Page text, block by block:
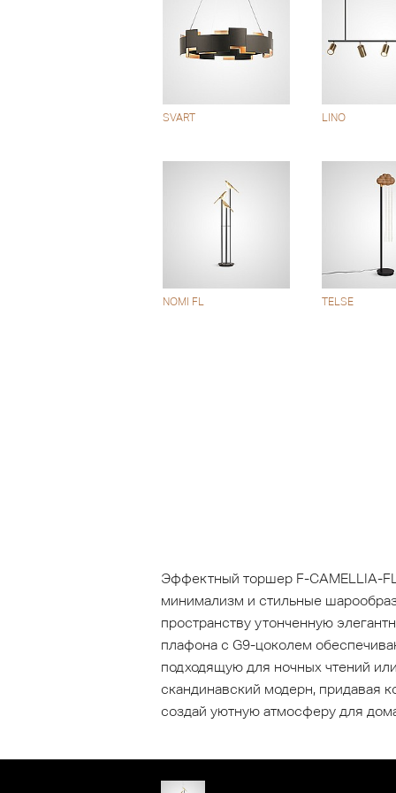
SVART LINO
NOMI FL TELSE
Эффектный торшер F-CAMELLIA-
минимализм и стильные
пространству утонченную
плафона с G9-цоколем
подходящую для ночных чтений
скандинавский модерн, придавая
создай уютную атмосферу для